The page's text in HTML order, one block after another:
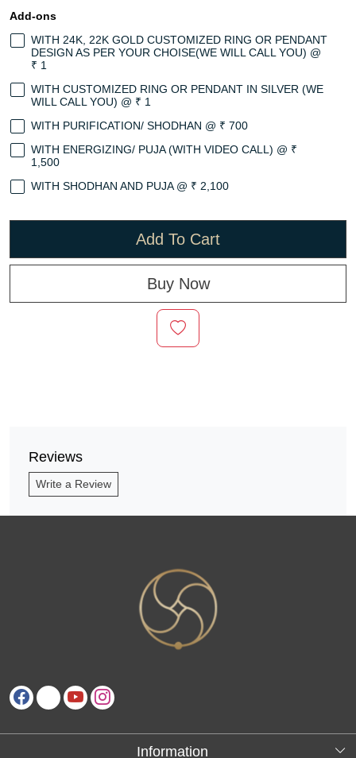
Add-ons
WITH 24K, 22K GOLD CUSTOMIZED RING OR PENDANT
DESIGN AS PER YOUR CHOISE(WE WILL CALL YOU) @
₹ 1
WITH CUSTOMIZED RING OR PENDANT IN SILVER (WE
WILL CALL YOU) @ ₹ 1
WITH PURIFICATION/ SHODHAN @ ₹ 700
WITH ENERGIZING/ PUJA (WITH VIDEO CALL) @ ₹
1,500
WITH SHODHAN AND PUJA @ ₹ 2,100
Add To Cart
Buy Now
Reviews
Write a Review
Information